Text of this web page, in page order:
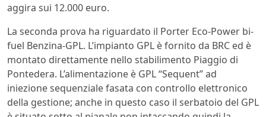
aggira sui 12.000 euro.
La seconda prova ha riguardato il Porter Eco-Power bi-
fuel Benzina-GPL. L’impianto GPL è fornito da BRC ed è
montato direttamente nello stabilimento Piaggio di
Pontedera. L’alimentazione è GPL “Sequent” ad
iniezione sequenziale fasata con controllo elettronico
della gestione; anche in questo caso il serbatoio del GPL